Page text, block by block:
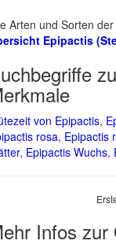
Arten und Sorten
Epipactis
von Epipactis,
rosa, Epipactis
, Epipactis Wuchs,
Infos zur